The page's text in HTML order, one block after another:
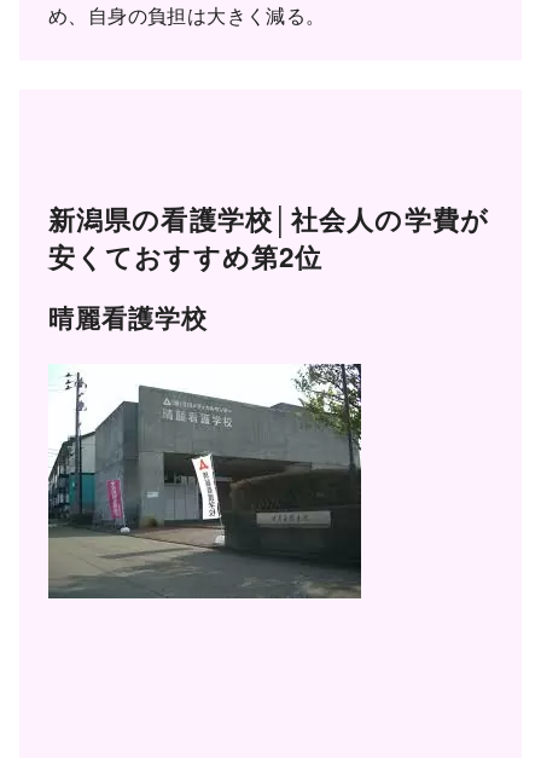
め、自身の負担は大きく減る。
新潟県の看護学校│社会人の学費が
安くておすすめ第2位
晴麗看護学校